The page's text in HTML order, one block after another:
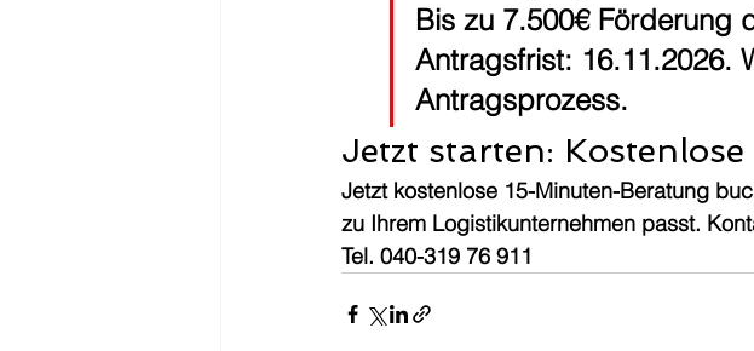
Bis zu 7.500€ Förderung
Antragsfrist: 16.11.2026.
Antragsprozess.
Jetzt starten:
Jetzt kostenlose 15-Minuten-Beratung
zu Ihrem Logistikunternehmen passt.
Tel. 040-319 76 911